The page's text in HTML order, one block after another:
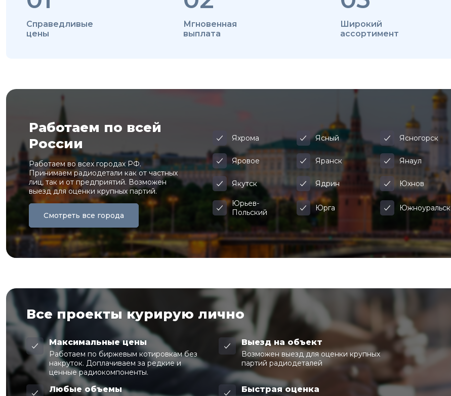
Справедливые
цены
Мгновенная
выплата
Широкий
ассортимент
Работаем по всей
России
Работаем во всех городах РФ.
Принимаем радиодетали как от частных
лиц, так и от предприятий. Возможен
выезд для оценки крупных партий.
Смотреть все города
Яхрома Ясный Ясногорск
Яровое Яранск Янаул
Якутск Ядрин Юхнов
Юрьев-
Польский
Юрга Южноуральск
Все проекты курирую лично
Максимальные цены
Работаем по биржевым котировкам без
накруток. Доплачиваем за редкие и
ценные радиокомпоненты.
Выезд на объект
Возможен выезд для оценки крупных
партий радиодеталей
Любые объемы Быстрая оценка